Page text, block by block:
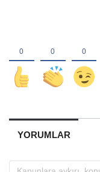
YORUMLAR